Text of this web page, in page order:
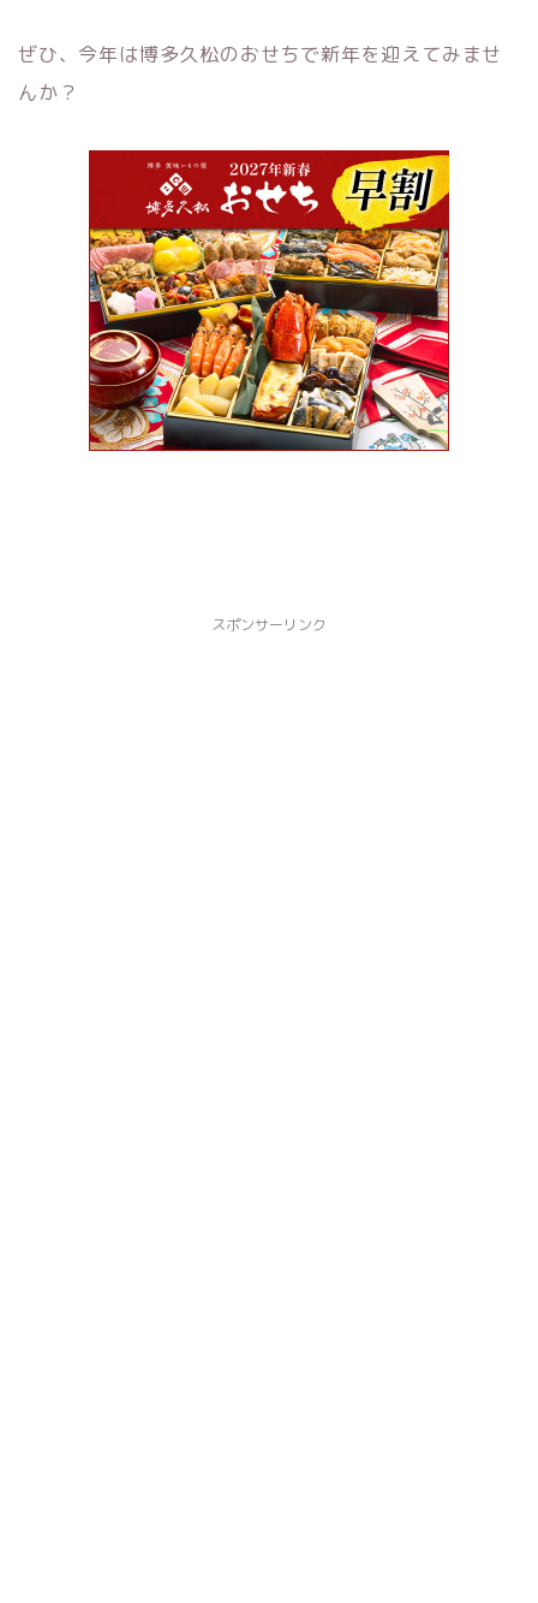
ぜひ、今年は博多久松のおせちで新年を迎えてみませ
んか？
スポンサーリンク